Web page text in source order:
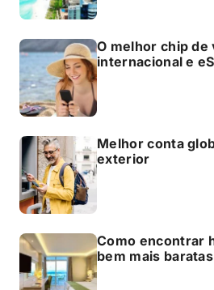
O melhor chip de
internacional e
Melhor conta
exterior
Como encontrar
bem mais baratas